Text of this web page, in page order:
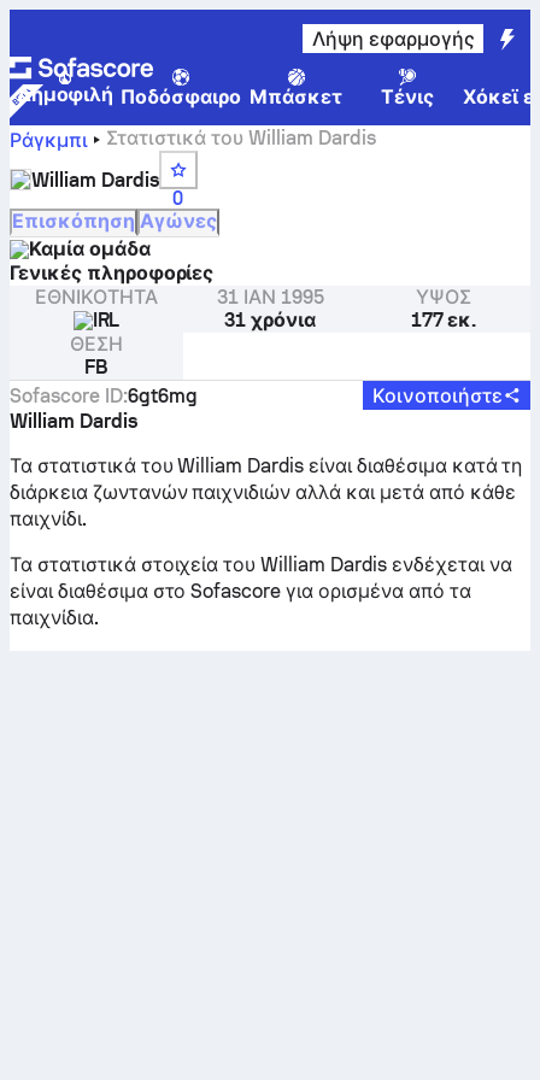
Λήψη εφαρμογής
Δημοφιλή Ποδόσφαιρο Μπάσκετ Τένις
Χόκεϊ
Ράγκμπι
Στατιστικά του William Dardis
William Dardis
0
Επισκόπηση Αγώνες
Καμία ομάδα
Γενικές πληροφορίες
ΕΘΝΙΚΌΤΗΤΑ
IRL
31 ΙΑΝ 1995
31 χρόνια
ΎΨΟΣ
177 εκ.
ΘΈΣΗ
FB
Sofascore ID:6gt6mg
Κοινοποιήστε
William Dardis
Τα στατιστικά του William Dardis είναι διαθέσιμα κατά τη
διάρκεια ζωντανών παιχνιδιών αλλά και μετά από κάθε
παιχνίδι.
Τα στατιστικά στοιχεία του William Dardis ενδέχεται να
είναι διαθέσιμα στο Sofascore για ορισμένα από τα
παιχνίδια.